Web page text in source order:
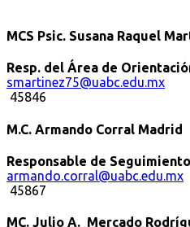
MCS Psic. Susana Raquel
Resp. del Área de
smartinez75@uabc.edu.mx
45846
M.C. Armando Corral Madrid
Responsable de
armando.corral@uabc.edu.mx
45867
MC. Julio A. Mercado